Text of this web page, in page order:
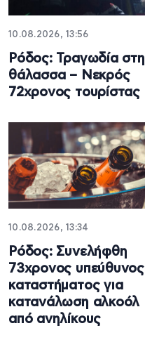
10.08.2026, 13:56
Ρόδος: Τραγωδία στη
θάλασσα – Νεκρός
72χρονος τουρίστας
10.08.2026, 13:34
Ρόδος: Συνελήφθη
73χρονος υπεύθυνος
καταστήματος για
κατανάλωση αλκοόλ
από ανηλίκους